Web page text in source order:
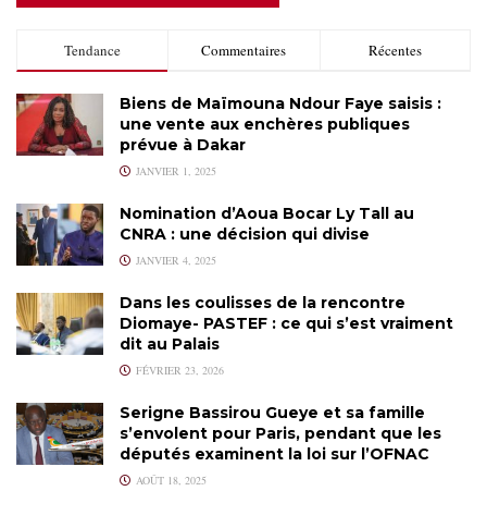
Tendance Commentaires Récentes
Biens de Maïmouna Ndour Faye saisis :
une vente aux enchères publiques
prévue à Dakar
JANVIER 1, 2025
Nomination d’Aoua Bocar Ly Tall au
CNRA : une décision qui divise
JANVIER 4, 2025
Dans les coulisses de la rencontre
Diomaye- PASTEF : ce qui s’est vraiment
dit au Palais
FÉVRIER 23, 2026
Serigne Bassirou Gueye et sa famille
s’envolent pour Paris, pendant que les
députés examinent la loi sur l’OFNAC
AOÛT 18, 2025